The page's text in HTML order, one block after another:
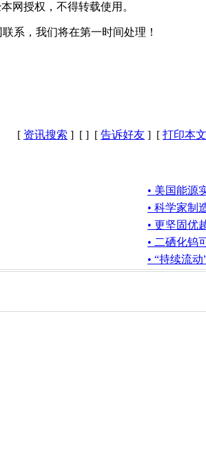
网授权，不得转载使用。
系，我们将在第一时间处理！
[ 资讯搜索 ] [ ] [ 告诉好友 ] [ 打印本文
• 美国能源
• 科学家制
• 更坚固优
• 二硒化钨
• “持续流